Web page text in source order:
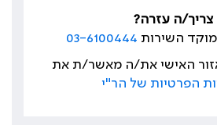
צריך/ה עזרה?
השירות 03-6100444
האישי את/ה מאשר/ת את
הפרטיות של הר"י